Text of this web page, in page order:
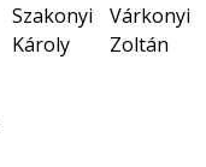
Szakonyi
Károly
Várkonyi
Zoltán